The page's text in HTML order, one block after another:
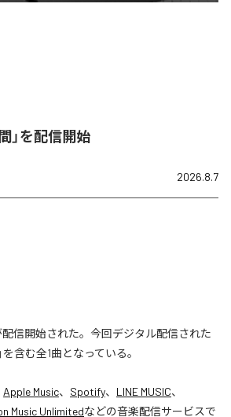
」を配信開始
2026.8.7
配信開始された。今回デジタル配信された
含む全1曲となっている。
Apple Music、 Spotify、 LINE MUSIC、
Music Unlimitedなどの音楽配信サービスで